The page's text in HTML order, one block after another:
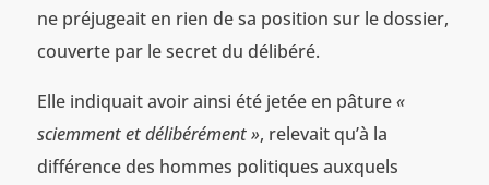
ne préjugeait en rien de sa position sur le dossier,
couverte par le secret du délibéré.
Elle indiquait avoir ainsi été jetée en pâture«
sciemment et délibérément », relevait qu’à la
différence des hommes politiques auxquels